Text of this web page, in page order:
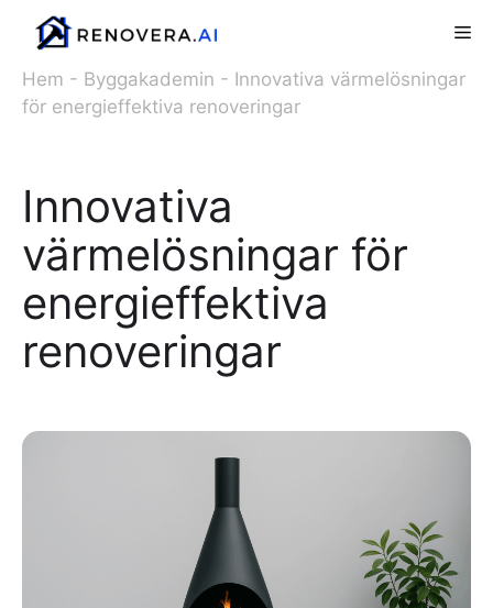
Hoppa
innehåll
Hem - Byggakademin - Innovativa värmelösningar
för energieffektiva renoveringar
Innovativa
värmelösningar för
energieffektiva
renoveringar